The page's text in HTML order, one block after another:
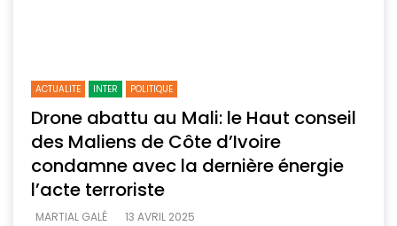
ACTUALITE INTER POLITIQUE
Drone abattu au Mali: le Haut conseil
des Maliens de Côte d’Ivoire
condamne avec la dernière énergie
l’acte terroriste
MARTIAL GALÉ
13 AVRIL 2025